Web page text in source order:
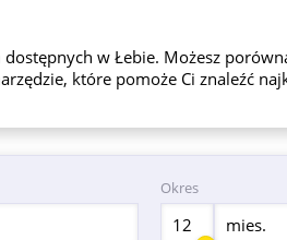
w Łebie. Możesz
które pomoże Ci znaleźć
Okres
mies.